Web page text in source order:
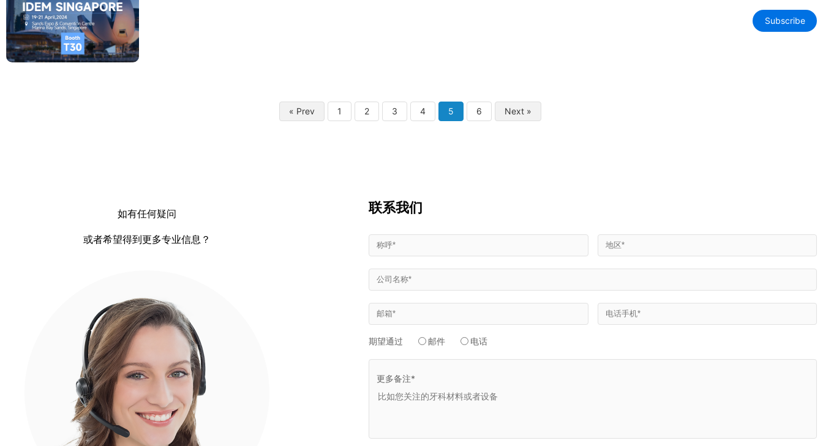
Subscribe
« Prev 1 2 3 4 5 6 Next »
如有任何疑问
或者希望得到更多专业信息？
联系我们
期望通过 邮件 电话
更多备注*